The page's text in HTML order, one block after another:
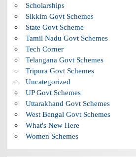
Scholarships
Sikkim Govt Schemes
State Govt Scheme
Tamil Nadu Govt Schemes
Tech Corner
Telangana Govt Schemes
Tripura Govt Schemes
Uncategorized
UP Govt Schemes
Uttarakhand Govt Schemes
West Bengal Govt Schemes
What's New Here
Women Schemes